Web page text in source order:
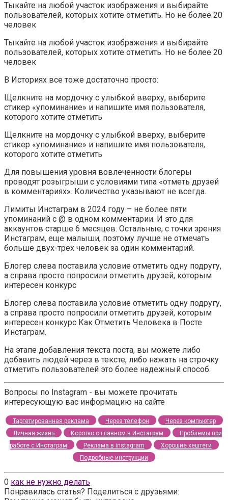
Тыкайте на любой участок изображения и выбирайте
пользователей, которых хотите отметить. Но не более 20
человек
Тыкайте на любой участок изображения и выбирайте
пользователей, которых хотите отметить. Но не более 20
человек
В Историях все тоже достаточно просто:
Щелкните на мордочку с улыбкой вверху, выберите
стикер «упоминание» и напишите имя пользователя,
которого хотите отметить
Щелкните на мордочку с улыбкой вверху, выберите
стикер «упоминание» и напишите имя пользователя,
которого хотите отметить
Для повышения уровня вовлеченности блогеры
проводят розыгрыши с условиями типа «отметь друзей
в комментариях». Количество указывают не всегда.
Лимиты Инстаграм в 2024 году – не более пяти
упоминаний с @ в одном комментарии. И это для
аккаунтов старше 6 месяцев. Остальные, с точки зрения
Инстаграм, еще малыши, поэтому лучше не отмечать
больше двух-трех человек за один комментарий.
Блогер слева поставила условие отметить одну подругу,
а справа просто попросили отметить друзей, которым
интересен конкурс
Блогер слева поставила условие отметить одну подругу,
а справа просто попросили отметить друзей, которым
интересен конкурс Как Отметить Человека в Посте
Инстаграм.
На этапе добавления текста поста, вы можете либо
добавить людей через в тексте, либо нажать на строчку
отметить пользователей это более надежный способ.
Вопросы по Instagram - вы можете прочитать
интересующую вас информацию на сайте
Таргетированная реклама Через телефон
Через компьютер
Личная жизнь
Коротко о главном в Инстаграм
Проблемы при
работе с Инстаграм
Реклама в instagram
Хорошие хештеги
Подробные инструкции
0 как не нужно делать
Понравилась статья? Поделиться с друзьями: